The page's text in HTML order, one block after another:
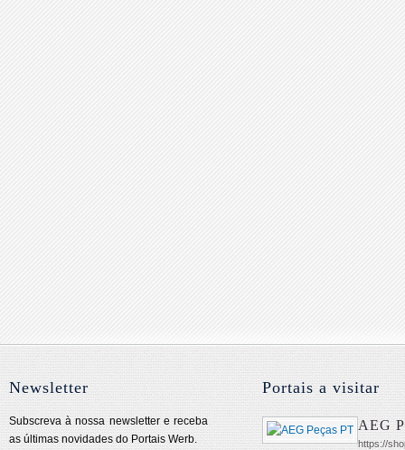
Newsletter
Subscreva à nossa newsletter e receba
as últimas novidades do Portais Werb.
Portais a visitar
AEG
https://